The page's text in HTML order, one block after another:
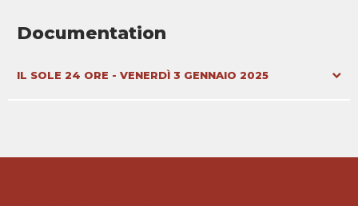
Documentation
IL SOLE 24 ORE - VENERDÌ 3 GENNAIO 2025